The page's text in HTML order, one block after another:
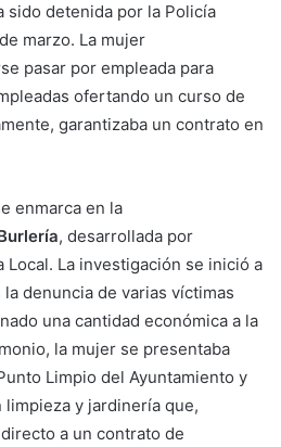
sido detenida por la Policía
marzo. La mujer
pasar por empleada para
ofertando un curso de
garantizaba un contrato en
enmarca en la
, desarrollada por
La investigación se inició a
denuncia de varias víctimas
una cantidad económica a la
la mujer se presentaba
Limpio del Ayuntamiento y
y jardinería que,
a un contrato de